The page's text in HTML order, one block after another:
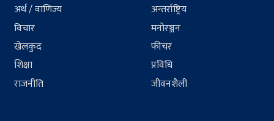
अर्थ / वाणिज्य
विचार
खेलकुद
शिक्षा
राजनीति
अन्तर्राष्ट्रिय
मनोरञ्जन
फीचर
प्रविधि
जीवनशैली